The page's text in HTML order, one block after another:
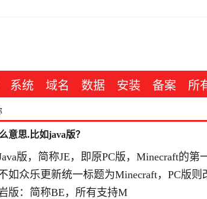
系统 域名 数据 安装 备案 所
意思.比如java版？
版，简称JE，即原PC版，Minecraft的
如众乐更新统一标题为Minecraft，PC版则
版：简称BE，所有支持M